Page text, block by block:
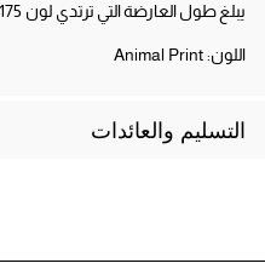
يبلغ طول العارضة التي ترتدي لون Animalier 175 سم
اللون:Animal Print
التسليم والعائدات